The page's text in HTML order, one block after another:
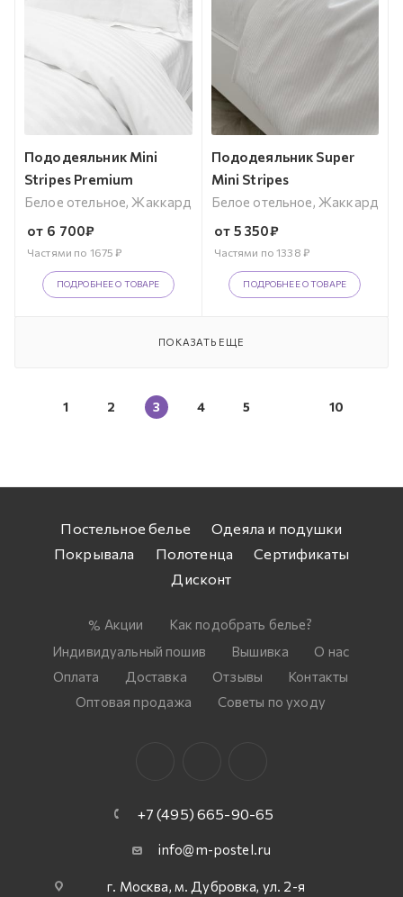
Пододеяльник Mini
Stripes Premium
Белое отельное, Жаккард
от 6 700₽
Частями по 1675 ₽
ПОДРОБНЕЕ О ТОВАРЕ
Пододеяльник Super
Mini Stripes
Белое отельное, Жаккард
от 5 350₽
Частями по1338 ₽
ПОДРОБНЕЕ О ТОВАРЕ
ПОКАЗАТЬ ЕЩЕ
1 2 3 4 5 10
Постельное белье
Одеяла и подушки
Покрывала
Полотенца
Сертификаты
Дисконт
Акции
Как подобрать белье?
Индивидуальный пошив
Вышивка
О нас
Оплата
Доставка Отзывы
Контакты
Оптовая продажа
Советы по уходу
+7 (495) 665-90-65
info@m-postel.ru
г. Москва, м. Дубровка, ул. 2-я